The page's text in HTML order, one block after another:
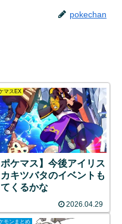
pokechan
マスEX
ポケマス】今後アイリス
キツバタのイベントも
くるかな
2026.04.29
モンまとめ